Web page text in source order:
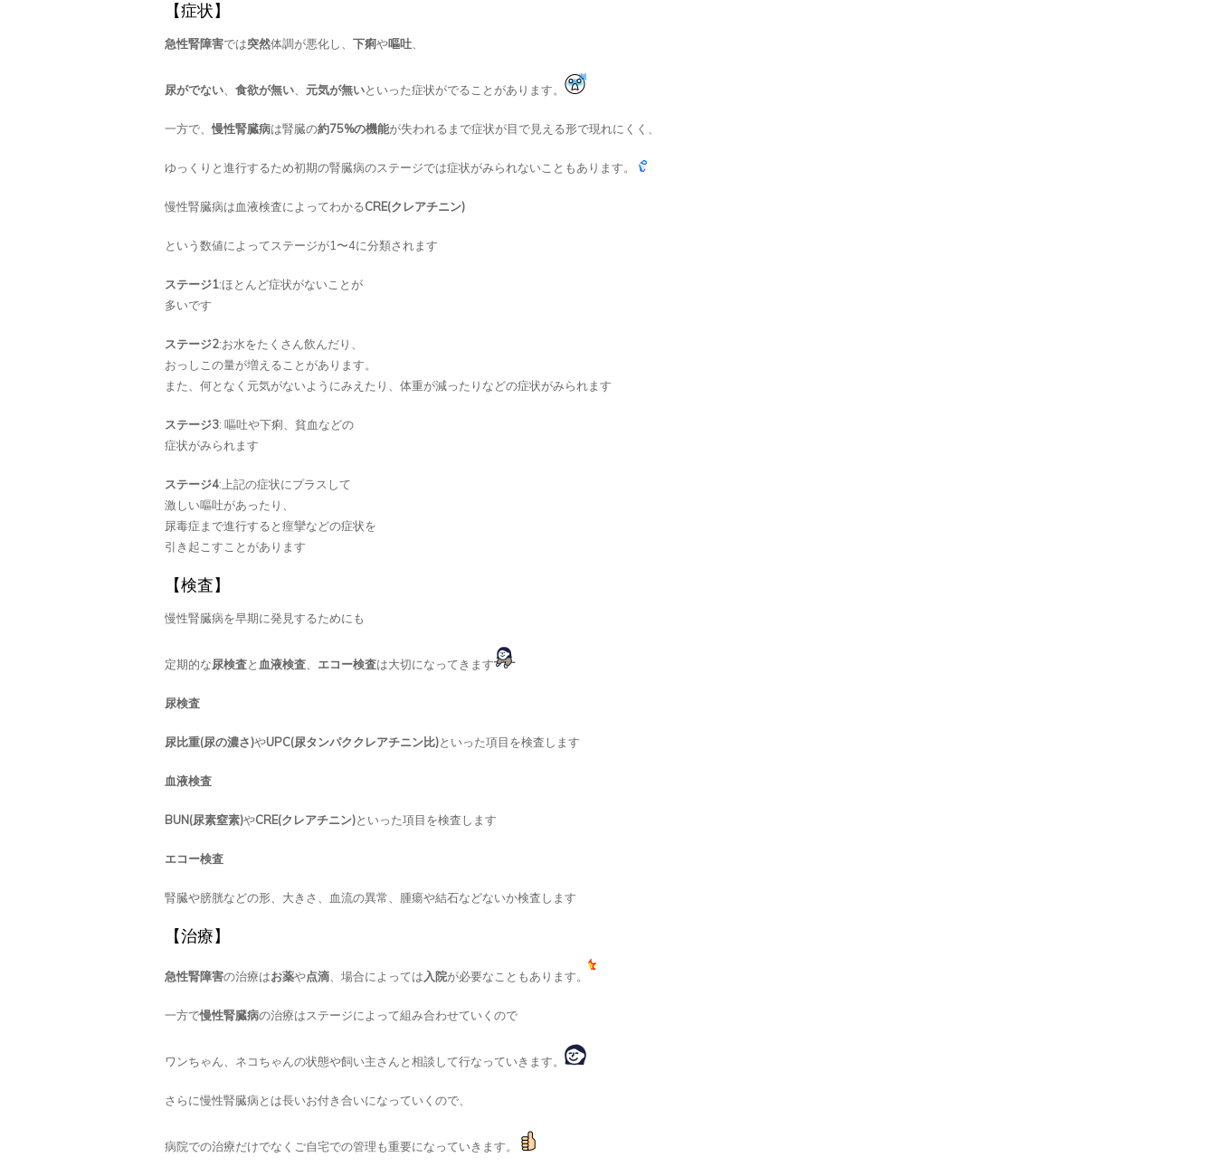
【症状】
急性腎障害では突然体調が悪化し、 下痢や嘔吐
尿がでない 食欲が無い 元気が無いといった症状がでることがあります。
一方で、慢性腎臓病は腎臓の約75%の機能が失われるまで症状が目で見える形で現れにくく、
ゆっくりと進行するため初期の腎臓病のステージでは症状がみられないこともあります。
慢性腎臓病は血液検査によってわかるCRE(クレアチニン)
という数値によってステージが1〜4に分類されます
ステージ1:ほとんど症状がないことが
多いです
ステージ2:お水をたくさん飲んだり、
おっしこの量が増えることがあります。
また、何となく元気がないようにみえたり、体重が減ったりなどの症状がみられます
ステージ3: 嘔吐や下痢、貧血などの
症状がみられます
ステージ4:上記の症状にプラスして
激しい嘔吐があったり、
尿毒症まで進行すると痙攣などの症状を
引き起こすことがあります​
【検査】
慢性腎臓病を早期に発見するためにも
定期的な尿検査と 血液検査 エコー検査は大切になってきます
尿検査
尿比重(尿の濃さ)やUPC(尿タンパククレアチニン比)といった項目を検査します
血液検査
BUN(尿素窒素)やCRE(クレアチニン)といった項目を検査します
エコー検査
腎臓や膀胱などの形、大きさ、血流の異常、腫瘍や結石などないか検査します
【治療】
急性腎障害の治療はお薬や点滴 、場合によっては 入院が必要なこともあります。
一方で慢性腎臓病の治療はステージによって組み合わせていくので
ワンちゃん、ネコちゃんの状態や飼い主さんと相談して行なっていきます。
さらに慢性腎臓病とは長いお付き合いになっていくので、
病院での治療だけでなくご自宅での管理も重要になっていきます。